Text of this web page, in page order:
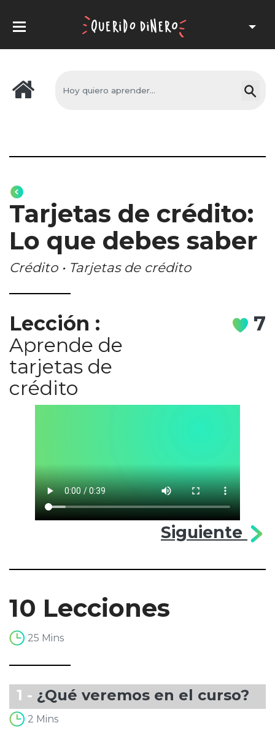
Tarjetas de crédito:
Lo que debes saber
Crédito • Tarjetas de crédito
Lección :
Aprende de
tarjetas de
crédito
7
Siguiente
10 Lecciones
25 Mins
1 - ¿Qué veremos en el curso?
2 Mins